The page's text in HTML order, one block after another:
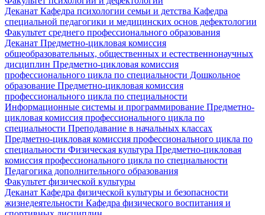
Деканат Кафедра психологии семьи и детства Кафедра
специальной педагогики и медицинских основ дефектологии
Факультет среднего профессионального образования
Деканат Предметно-цикловая комиссия
общеобразовательных, общественных и естественнонаучных
дисциплин Предметно-цикловая комиссия
профессионального цикла по специальности Дошкольное
образование Предметно-цикловая комиссия
профессионального цикла по специальности
Информационные системы и программирование Предметно-
цикловая комиссия профессионального цикла по
специальности Преподавание в начальных классах
Предметно-цикловая комиссия профессионального цикла по
специальности Физическая культура Предметно-цикловая
комиссия профессионального цикла по специальности
Педагогика дополнительного образования
Факультет физической культуры
Деканат Кафедра физической культуры и безопасности
жизнедеятельности Кафедра физического воспитания и